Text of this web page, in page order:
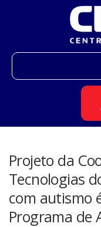
Projeto da
Tecnologias
com autismo
Programa de